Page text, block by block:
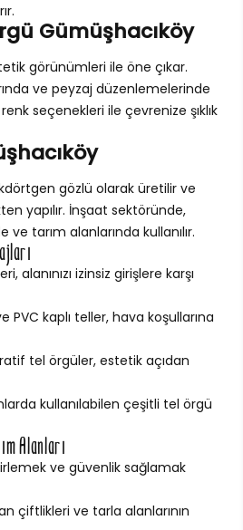
Gümüşhacıköy
görünümleri ile öne çıkar.
ve peyzaj düzenlemelerinde
renk seçenekleri ile çevrenize şıklık
gözlü olarak üretilir ve
yapılır. İnşaat sektöründe,
tarım alanlarında kullanılır.
alanınızı izinsiz girişlere karşı
PVC kaplı teller, hava koşullarına
tel örgüler, estetik açıdan
kullanılabilen çeşitli tel örgü
Alanları
ve güvenlik sağlamak
çiftlikleri ve tarla alanlarının